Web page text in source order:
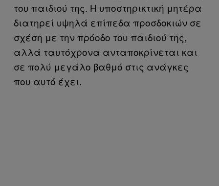
του παιδιού της. Η υποστηρικτική μητέρα
διατηρεί υψηλά επίπεδα προσδοκιών σε
σχέση με την πρόοδο του παιδιού της,
αλλά ταυτόχρονα ανταποκρίνεται και
σε πολύ μεγάλο βαθμό στις ανάγκες
που αυτό έχει.